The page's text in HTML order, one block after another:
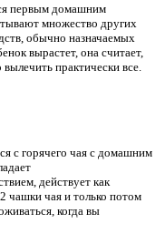
первым домашним
множество других
обычно назначаемых
вырастет, она считает,
практически все.
с горячего чая с домашним
действует как
чашки чая и только потом
когда вы